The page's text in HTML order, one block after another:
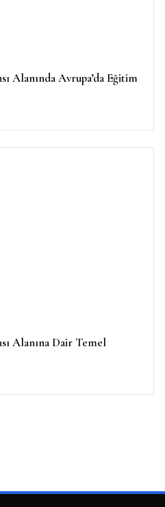
Alanında Avrupa’da Eğitim
Alanına Dair Temel